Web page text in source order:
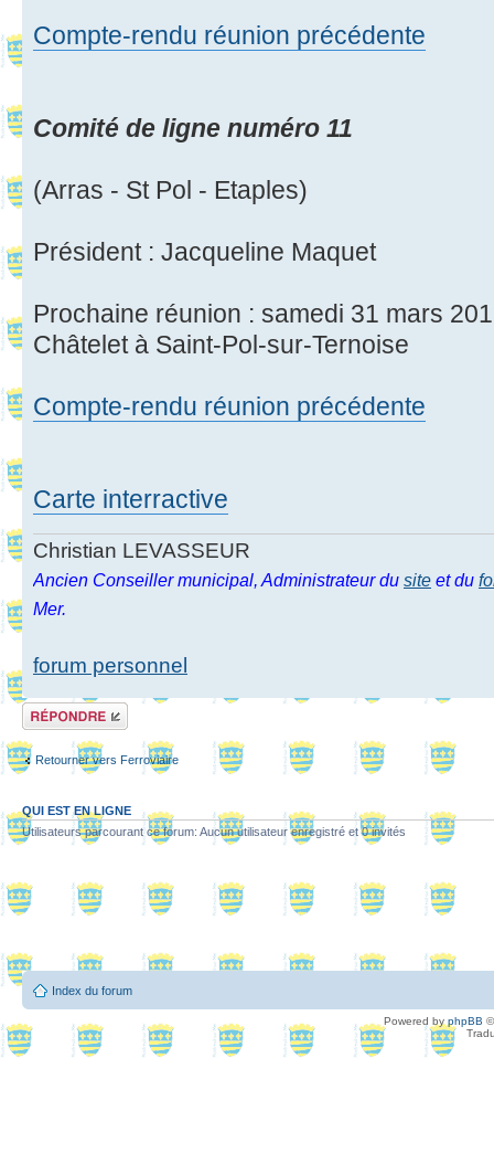
Compte-rendu réunion précédente
Comité de ligne numéro 11
(Arras - St Pol - Etaples)
Président : Jacqueline Maquet
Prochaine réunion : samedi 31 mars
Châtelet à Saint-Pol-sur-Ternoise
Compte-rendu réunion précédente
Carte interractive
Christian LEVASSEUR
Ancien Conseiller municipal, Administrateur du site et du
Mer.
forum personnel
Répondre
Retourner vers Ferroviaire
QUI EST EN LIGNE
Utilisateurs parcourant ce forum: Aucun utilisateur enregistré et 0 invités
Index du forum
Powered by phpBB